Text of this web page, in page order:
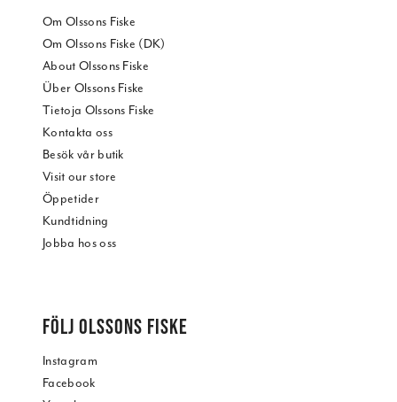
Om Olssons Fiske
Om Olssons Fiske (DK)
About Olssons Fiske
Über Olssons Fiske
Tietoja Olssons Fiske
Kontakta oss
Besök vår butik
Visit our store
Öppetider
Kundtidning
Jobba hos oss
FÖLJ OLSSONS FISKE
Instagram
Facebook